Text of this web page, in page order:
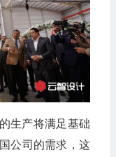
生产将满足基础
公司的需求，这